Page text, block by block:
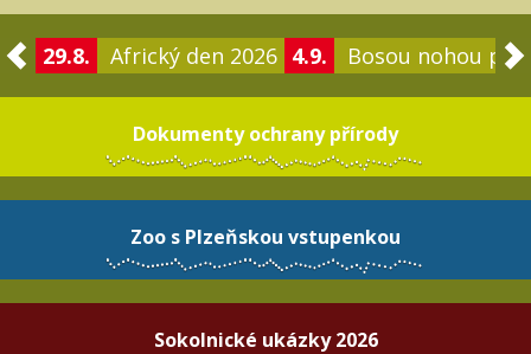
29.8. Africký den 2026 4.9. Bosou nohou po
Dokumenty ochrany přírody
Zoo s Plzeňskou vstupenkou
Sokolnické ukázky 2026